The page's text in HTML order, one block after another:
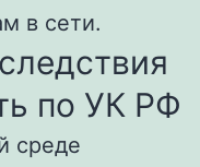
в сети.
по УК РФ
среде